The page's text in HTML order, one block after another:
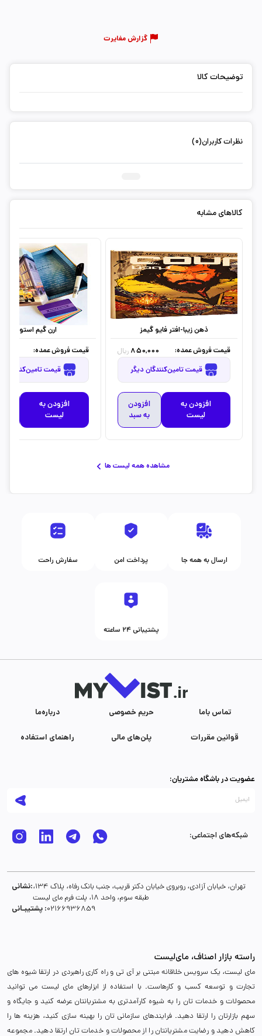
گزارش مغایرت
توضیحات کالا
نظرات کاربران(0)
کالاهای مشابه
ذهن زیبا-افتر فایو گیمز
قیمت فروش عمده:
850,000 ریال
قیمت تامین‌کنندگان دیگر
افزودن به
لیست
افزودن
به سبد
ارن گیم استودیو
قیمت فروش عمده:
قیمت تامین‌کنندگان دیگر
افزودن به
لیست
مشاهده همه لیست ها
سفارش راحت پرداخت امن ارسال به همه جا
پشتیبانی ۲۴ ساعته
درباره‌ما حریم خصوصی تماس با‌ما
راهنمای استفاده پلن‌های مالی قوانین مقررات
عضویت در باشگاه مشتریان:
شبکه‌های اجتماعی:
نشانی:تهران، خیابان آزادی، روبروی خیابان دکتر قریب، جنب بانک رفاه، پلاک 134،
طبقه سوم، واحد 18، پلت فرم مای لیست
پشتیبـانی :02166936859
راسته بازار اصناف، مای‌لیست
مای لیست، یک سرویس خلاقانه مبتنی بر آی تی و راه کاری راهبردی در ارتقا شیوه های
تجارت و توسعه کسب و کارهاست. با استفاده از ابزارهای مای لیست می توانید
محصولات و خدمات تان را به شیوه کارآمدتری به مشتریانتان عرضه کنید و جایگاه و
سهم بازارتان را ارتقا دهید. فرایندهای سازمانی تان را بهینه سازی کنید، هزینه ها را
کاهش دهید و رضایت مشتریانتان را از محصولات و خدمات تان ارتقا دهید. مجموعه